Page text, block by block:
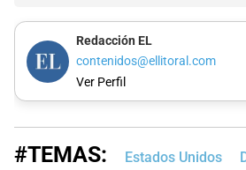
Redacción EL
contenidos@ellitoral.com
Ver Perfil
#TEMAS: Estados Unidos